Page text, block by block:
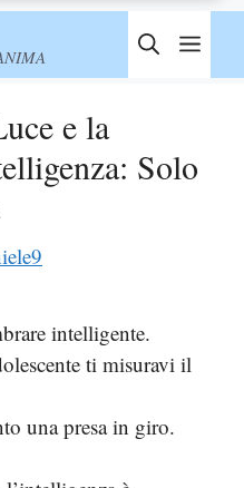
e la
Solo
intelligente.
ti misuravi il
una presa in giro.